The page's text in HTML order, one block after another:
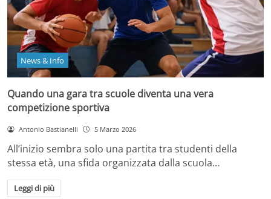
News & Info
Quando una gara tra scuole diventa una vera
competizione sportiva
Antonio Bastianelli 5 Marzo 2026
All’inizio sembra solo una partita tra studenti della
stessa età, una sfida organizzata dalla scuola…
Leggi di più